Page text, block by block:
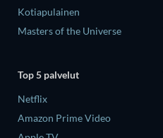
Kotiapulainen
Masters of the Universe
Top 5 palvelut
Netflix
Amazon Prime Video